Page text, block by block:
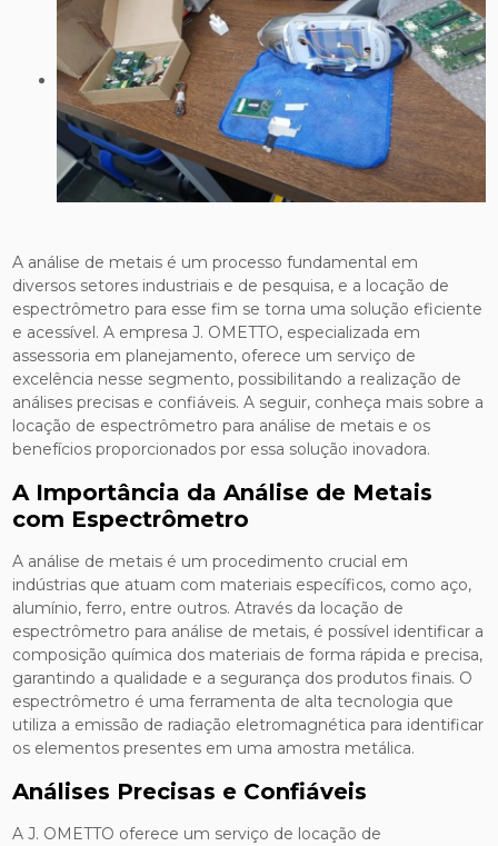
A análise de metais é um processo fundamental em
diversos setores industriais e de pesquisa, e a locação de
espectrômetro para esse fim se torna uma solução eficiente
e acessível. A empresa J. OMETTO, especializada em
assessoria em planejamento, oferece um serviço de
excelência nesse segmento, possibilitando a realização de
análises precisas e confiáveis. A seguir, conheça mais sobre a
locação de espectrômetro para análise de metais e os
benefícios proporcionados por essa solução inovadora.
A Importância da Análise de Metais
com Espectrômetro
A análise de metais é um procedimento crucial em
indústrias que atuam com materiais específicos, como aço,
alumínio, ferro, entre outros. Através da locação de
espectrômetro para análise de metais, é possível identificar a
composição química dos materiais de forma rápida e precisa,
garantindo a qualidade e a segurança dos produtos finais. O
espectrômetro é uma ferramenta de alta tecnologia que
utiliza a emissão de radiação eletromagnética para identificar
os elementos presentes em uma amostra metálica.
Análises Precisas e Confiáveis
A J. OMETTO oferece um serviço de locação de